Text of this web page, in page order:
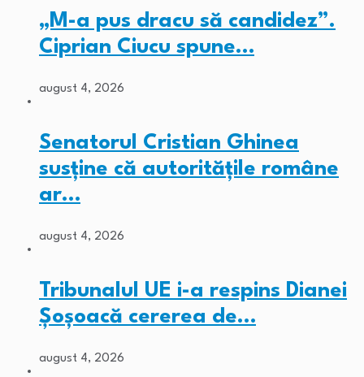
„M-a pus dracu să candidez”.
Ciprian Ciucu spune…
august 4, 2026
Senatorul Cristian Ghinea
susține că autoritățile române
ar…
august 4, 2026
Tribunalul UE i-a respins Dianei
Șoșoacă cererea de…
august 4, 2026